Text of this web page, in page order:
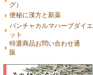
グ）
便秘に漢方と新薬
パンチャカルマハーブダイエ
ット
特選商品お問い合わせ通
販